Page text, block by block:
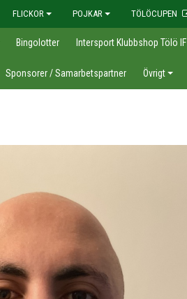
FLICKOR POJKAR TÖLÖCUPEN
Bingolotter Intersport Klubbshop Tölö IF
Sponsorer / Samarbetspartner Övrigt